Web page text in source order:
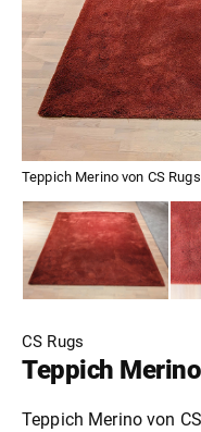
Service
Jobs
Shop
Teppich Merino von CS Rugs
CS Rugs
Teppich Merino
Teppich Merino von